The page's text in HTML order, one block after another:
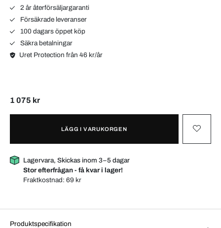
2 år återförsäljargaranti
Försäkrade leveranser
100 dagars öppet köp
Säkra betalningar
Uret Protection från 46 kr/år
1 075 kr
LÄGG I VARUKORGEN
Lagervara, Skickas inom 3–5 dagar
Stor efterfrågan - få kvar i lager!
Fraktkostnad:69 kr
Produktspecifikation